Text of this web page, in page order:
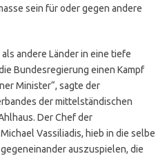
sein für oder gegen andere
andere Länder in eine tiefe
Bundesregierung einen Kampf
Minister“, sagte der
der mittelständischen
Der Chef der
Vassiliadis, hieb in die selbe
auszuspielen, die